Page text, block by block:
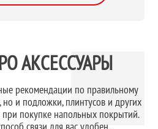
АКСЕССУАРЫ
рекомендации по правильному
и подложки, плинтусов и других
при покупке напольных покрытий.